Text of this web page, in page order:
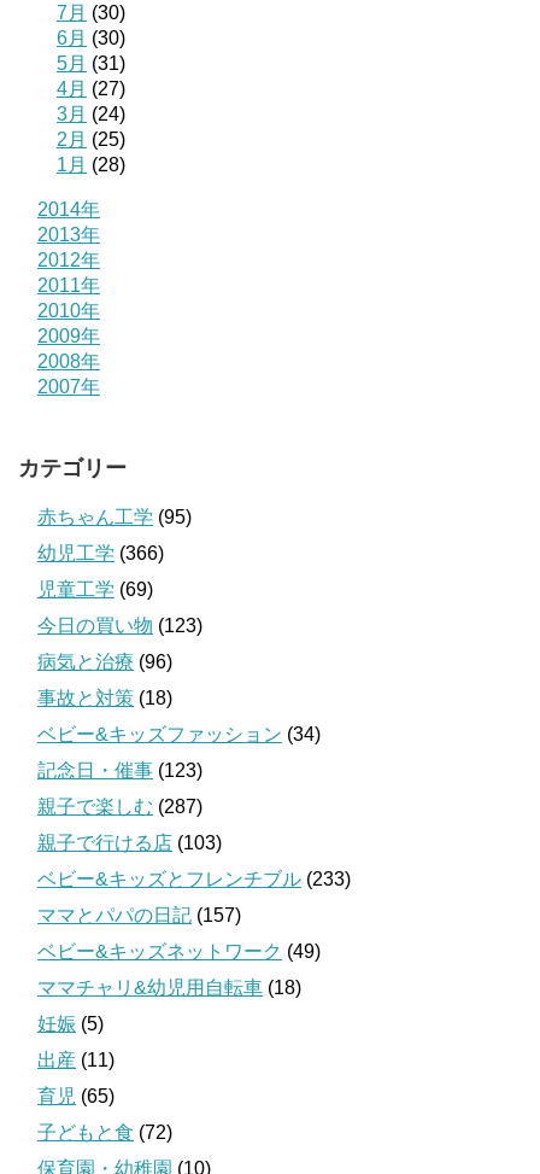
7月 (30)
6月 (30)
5月 (31)
4月 (27)
3月 (24)
2月 (25)
1月 (28)
2014年
2013年
2012年
2011年
2010年
2009年
2008年
2007年
カテゴリー
赤ちゃん工学 (95)
幼児工学 (366)
児童工学 (69)
今日の買い物 (123)
病気と治療 (96)
事故と対策 (18)
ベビー&キッズファッション (34)
記念日・催事 (123)
親子で楽しむ (287)
親子で行ける店 (103)
ベビー&キッズとフレンチブル (233)
ママとパパの日記 (157)
ベビー&キッズネットワーク (49)
ママチャリ&幼児用自転車 (18)
妊娠 (5)
出産 (11)
育児 (65)
子どもと食 (72)
保育園・幼稚園 (10)